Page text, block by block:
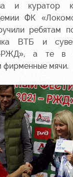
и куратор
ФК
ребятам
ВТБ и
а те в
фирменные мячи.